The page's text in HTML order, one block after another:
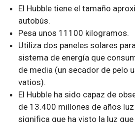
El Hubble tiene el tamaño
autobús.
Pesa unos 11100 kilogramos.
Utiliza dos paneles solares
sistema de energía que
de media (un secador de pelo
vatios).
El Hubble ha sido capaz de
de 13.400 millones de años
significa que ha visto la luz